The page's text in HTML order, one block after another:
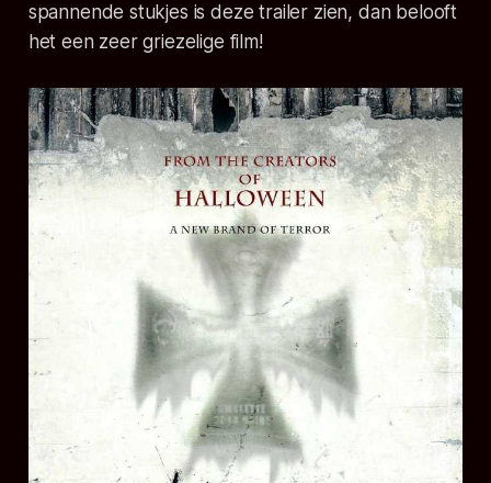
spannende stukjes is deze trailer zien, dan belooft
het een zeer griezelige film!